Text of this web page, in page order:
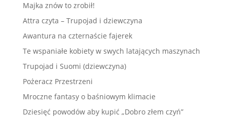
Majka znów to zrobił!
Attra czyta – Trupojad i dziewczyna
Awantura na czternaście fajerek
Te wspaniałe kobiety w swych latających maszynach
Trupojad i Suomi (dziewczyna)
Pożeracz Przestrzeni
Mroczne fantasy o baśniowym klimacie
Dziesięć powodów aby kupić „Dobro złem czyń”